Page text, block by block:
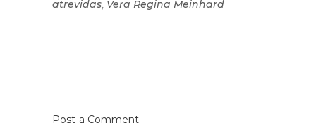
atrevidas, Vera Regina Meinhard
Post a Comment